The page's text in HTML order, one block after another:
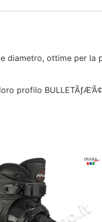
diametro, ottime per
profilo